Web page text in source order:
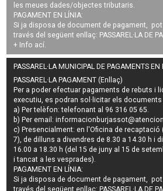
les meues dades/objectes tributaris.
PAGAMENT EN LÍNIA:
Si ja disposa de document de pagament,
través del següent enllaç: PASSAREL·LA DE
+ Info ací.
PASSAREL·LA MUNICIPAL DE PAGAMENTS EN
PASSAREL·LA PAGAMENT (Enllaç)
Per a poder efectuar pagaments derebuts i
executiu, es podran sol·licitar els
a) Per telèfon: telefonant al 96 316 05 65.
b) Per email:
c) Presencialment: en l'Oficina de recaptació
7), de dilluns a divendres de 8.30 a 14.30 h i
16.00 a 18.30 h (del 15 de juny al 15 de
i tancat a les vesprades).
PAGAMENT EN LÍNIA:
Si ja disposa de document de pagament,